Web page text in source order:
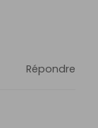
Répondre